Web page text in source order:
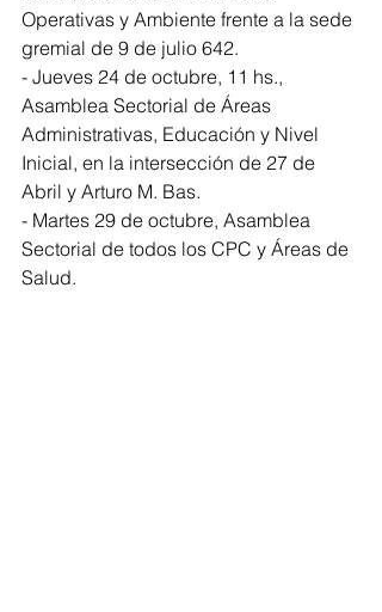
Operativas y Ambiente frente a la sede
gremial de 9 de julio 642.
- Jueves 24 de octubre, 11 hs.,
Asamblea Sectorial de Áreas
Administrativas, Educación y Nivel
Inicial, en la intersección de 27 de
Abril y Arturo M. Bas.
- Martes 29 de octubre, Asamblea
Sectorial de todos los CPC y Áreas de
Salud.